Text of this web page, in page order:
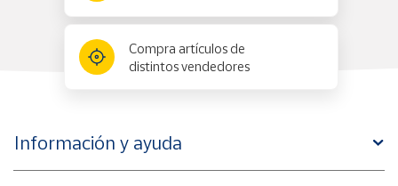
Compra artículos de
distintos vendedores
Información y ayuda